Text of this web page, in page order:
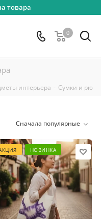
товара
0
интерьера - Сумки и
Сначала популярные
НОВИНКА